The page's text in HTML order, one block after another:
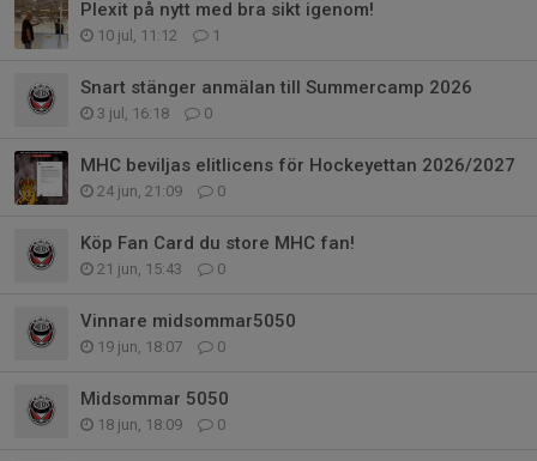
Plexit på nytt med bra sikt igenom!
10 jul, 11:12 1
Snart stänger anmälan till Summercamp 2026
3 jul, 16:18 0
MHC beviljas elitlicens för Hockeyettan 2026/2027
24 jun, 21:09 0
Köp Fan Card du store MHC fan!
21 jun, 15:43 0
Vinnare midsommar5050
19 jun, 18:07 0
Midsommar 5050
18 jun, 18:09 0